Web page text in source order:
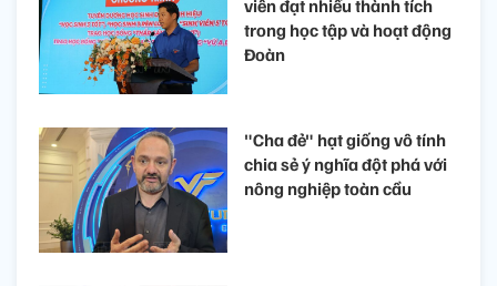
viên đạt nhiều thành tích
trong học tập và hoạt động
Đoàn
"Cha đẻ" hạt giống vô tính
chia sẻ ý nghĩa đột phá với
nông nghiệp toàn cầu